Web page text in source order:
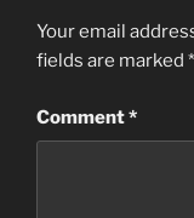
Your email
fields are marked *
Comment*